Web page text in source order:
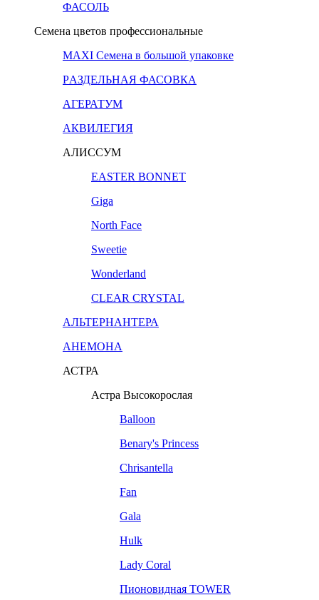
ФАСОЛЬ
Семена цветов профессиональные
MAXI Семена в большой упаковке
PАЗДЕЛЬНАЯ ФАСОВКА
АГЕРАТУМ
АКВИЛЕГИЯ
АЛИССУМ
EASTER BONNET
Giga
North Face
Sweetie
Wonderland
CLEAR CRYSTAL
АЛЬТЕРНАНТЕРА
АНЕМОНА
АСТРА
Астра Высокорослая
Balloon
Benary's Princess
Chrisantella
Fan
Gala
Hulk
Lady Coral
Пионовидная TOWER